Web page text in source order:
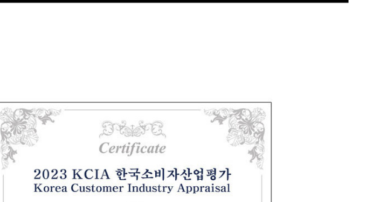
코 라이프 하세요!